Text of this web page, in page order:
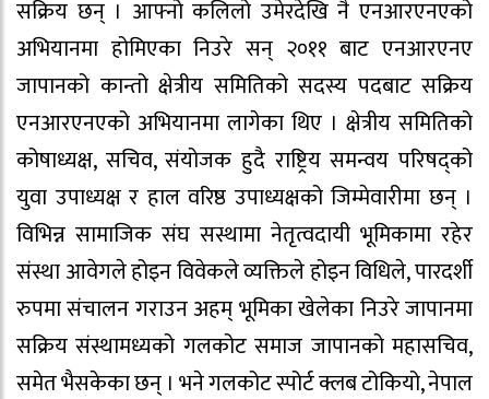
सक्रिय छन् । आफ्नो कलिलो उमेरदेखि नै एनआरएनएको
अभियानमा होमिएका निउरे सन् २०११ बाट एनआरएनए
जापानको कान्तो क्षेत्रीय समितिको सदस्य पदबाट सक्रिय
एनआरएनएको अभियानमा लागेका थिए । क्षेत्रीय समितिको
कोषाध्यक्ष, सचिव, संयोजक हुदै राष्ट्रिय समन्वय परिषद्को
युवा उपाध्यक्ष र हाल वरिष्ठ उपाध्यक्षको जिम्मेवारीमा छन् ।
विभिन्न सामाजिक संघ सस्थामा नेतृत्वदायी भूमिकामा रहेर
संस्था आवेगले होइन विवेकले व्यक्तिले होइन विधिले, पारदर्शी
रुपमा संचालन गराउन अहम् भूमिका खेलेका निउरे जापानमा
सक्रिय संस्थामध्यको गलकोट समाज जापानको महासचिव,
समेत भैसकेका छन् । भने गलकोट स्पोर्ट क्लब टोकियो, नेपाल